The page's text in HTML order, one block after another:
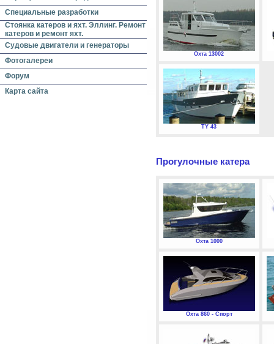
Специальные разработки
Стоянка катеров и яхт. Эллинг. Ремонт
катеров и ремонт яхт.
Судовые двигатели и генераторы
Фотогалереи
Форум
Карта сайта
Охта 13002
TY 43
Прогулочные катера
Охта 1000
Охта 860 - Спорт